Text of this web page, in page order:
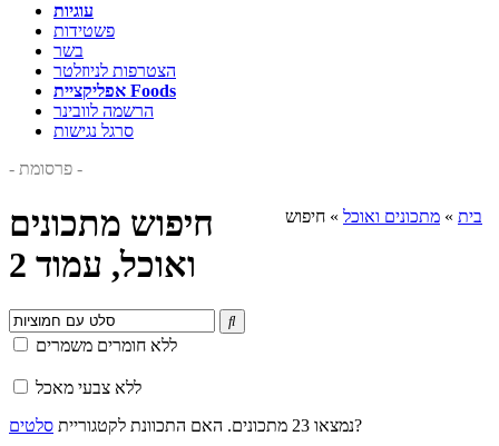
עוגיות
פשטידות
בשר
הצטרפות לניוזלטר
אפליקציית Foods
הרשמה לוובינר
סרגל נגישות
- פרסומת -
בית » מתכונים ואוכל » חיפוש
חיפוש מתכונים
ואוכל, עמוד 2

ללא חומרים משמרים
ללא צבעי מאכל
נמצאו 23 מתכונים. האם התכוונת לקטגוריית
סלטים ?